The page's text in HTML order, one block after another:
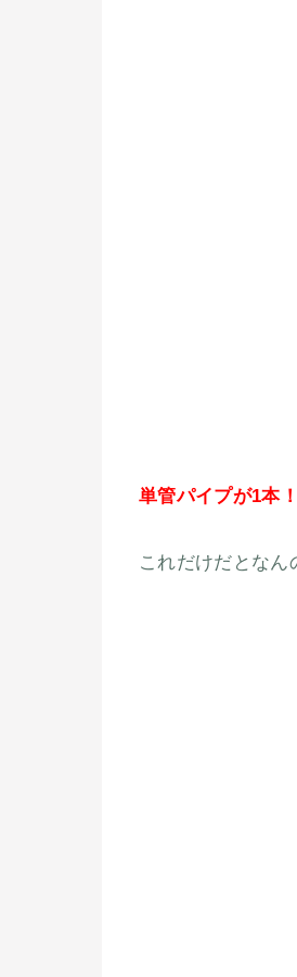
単管パイプが1本！
これだけだとなん